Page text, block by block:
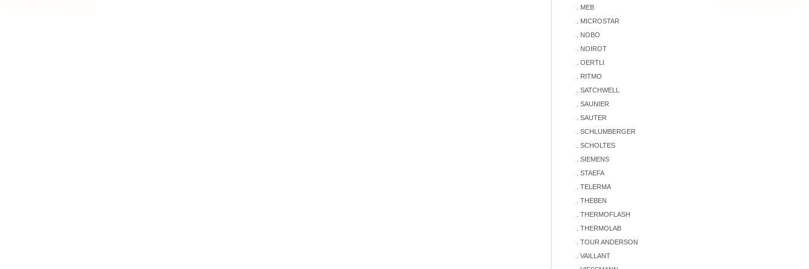
. MEB
. MICROSTAR
. NOBO
. NOIROT
. OERTLI
. RITMO
. SATCHWELL
. SAUNIER
. SAUTER
. SCHLUMBERGER
. SCHOLTES
. SIEMENS
. STAEFA
. TELERMA
. THEBEN
. THERMOFLASH
. THERMOLAB
. TOUR ANDERSON
. VAILLANT